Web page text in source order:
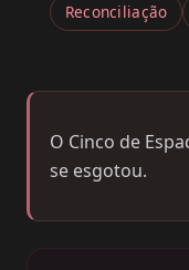
Reconciliação
O Cinco de
se esgotou.